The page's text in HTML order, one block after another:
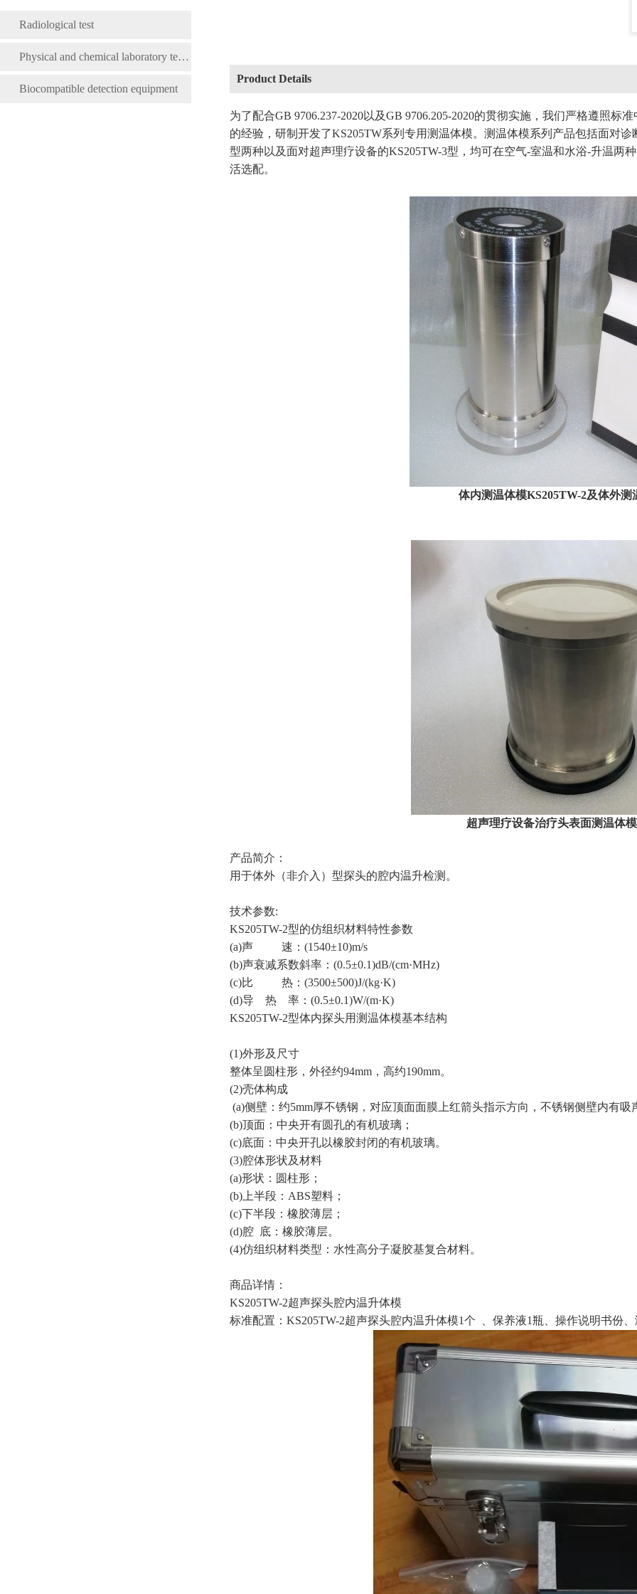
Radiological test
Physical and chemical laboratory testing instruments
Biocompatible detection equipment
Product Details
为了配合GB 9706.237-2020以及GB 9706.205-2020的贯彻实施，我们严格遵照
的经验，研制开发了KS205TW系列专用测温体模。测温体模系列产品包括面对
型两种以及面对超声理疗设备的KS205TW-3型，均可在空气-室温和水浴-升温两
活选配。
体内测温体模KS205TW-2及体外测
超声理疗设备治疗头表面测温体
产品简介：
用于体外（非介入）型探头的腔内温升检测。
技术参数:
KS205TW-2型的仿组织材料特性参数
(a)声 速：(1540±10)m/s
(b)声衰减系数斜率：(0.5±0.1)dB/(cm·MHz)
(c)比 热：(3500±500)J/(kg·K)
(d)导 热 率：(0.5±0.1)W/(m·K)
KS205TW-2型体内探头用测温体模基本结构
(1)外形及尺寸
整体呈圆柱形，外径约94mm，高约190mm。
(2)壳体构成
(a)侧壁：约5mm厚不锈钢，对应顶面面膜上红箭头指示方向，不锈钢侧壁内有吸
(b)顶面：中央开有圆孔的有机玻璃；
(c)底面：中央开孔以橡胶封闭的有机玻璃。
(3)腔体形状及材料
(a)形状：圆柱形；
(b)上半段：ABS塑料；
(c)下半段：橡胶薄层；
(d)腔 底：橡胶薄层。
(4)仿组织材料类型：水性高分子凝胶基复合材料。
商品详情：
KS205TW-2超声探头腔内温升体模
标准配置：KS205TW-2超声探头腔内温升体模1个 、保养液1瓶、操作说明书份